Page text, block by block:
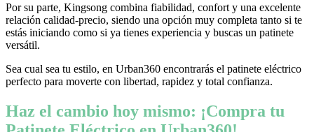
Por su parte, Kingsong combina fiabilidad, confort y una excelente
relación calidad-precio, siendo una opción muy completa tanto si te
estás iniciando como si ya tienes experiencia y buscas un patinete
versátil.
Sea cual sea tu estilo, en Urban360 encontrarás el patinete eléctrico
perfecto para moverte con libertad, rapidez y total confianza.
Haz el cambio hoy mismo: ¡Compra tu